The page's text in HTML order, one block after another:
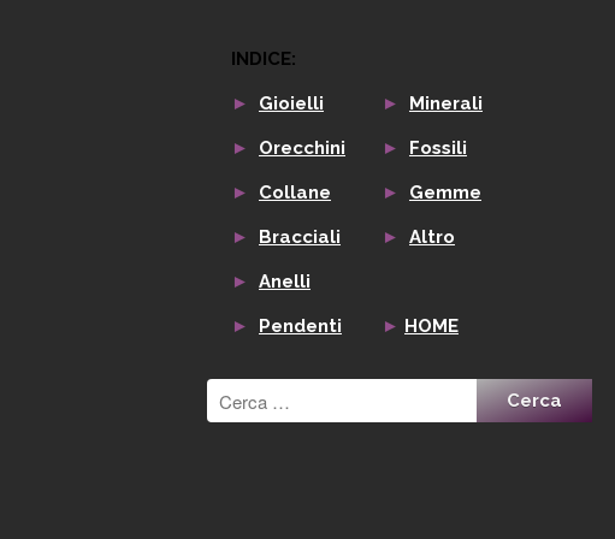
INDICE:
► Gioielli
► Orecchini
► Collane
► Bracciali
► Anelli
► Pendenti
► Minerali
► Fossili
► Gemme
► Altro
► HOME